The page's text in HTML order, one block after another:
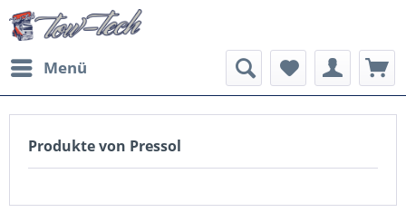
Menü
Produkte von Pressol